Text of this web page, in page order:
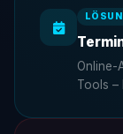
Online-
Tools –